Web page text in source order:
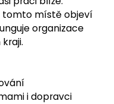
tomto místě objeví
organizace
i dopravci